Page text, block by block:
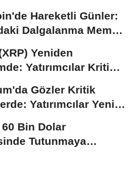
Hareketli Günler:
Dalgalanma Meme
Yeniden
Yatırımcılar Kritik
Gözler Kritik
Yatırımcılar Yeni
Bin Dolar
Tutunmaya